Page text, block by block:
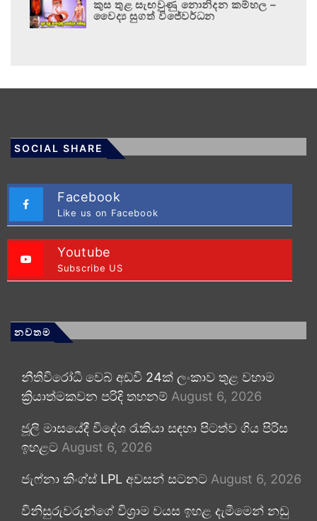
කුස තුළ සැඟවුණු නොනිදන කම්හල –
වෛද්‍ය සුගත් විජේවර්ධන
SOCIAL SHARE
Facebook
Like us on Facebook
Youtube
Subscribe US
නවතම
නීතිවිරෝධී වෙබ් අඩවි 24ක් ලංකාව තුළ වහාම
ක්‍රියාත්මකවන පරිදි තහනම් August 6, 2026
ජූලි මාසයේදී විදේශ රැකියා සඳහා පිටත්ව ගිය පිරිස
ඉහළට August 6, 2026
ජැෆ්නා කිංග්ස් LPL අවසන් සටනට August 6, 2026
විනිසුරුවරුන්ගේ විශ්‍රාම වයස ඉහළ දැමීමෙන් නඩු